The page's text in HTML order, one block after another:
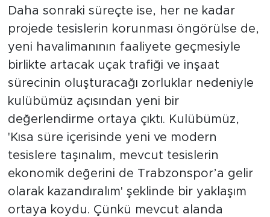
Daha sonraki süreçte ise, her ne kadar
projede tesislerin korunması öngörülse de,
yeni havalimanının faaliyete geçmesiyle
birlikte artacak uçak trafiği ve inşaat
sürecinin oluşturacağı zorluklar nedeniyle
kulübümüz açısından yeni bir
değerlendirme ortaya çıktı. Kulübümüz,
'Kısa süre içerisinde yeni ve modern
tesislere taşınalım, mevcut tesislerin
ekonomik değerini de Trabzonspor’a gelir
olarak kazandıralım' şeklinde bir yaklaşım
ortaya koydu. Çünkü mevcut alanda